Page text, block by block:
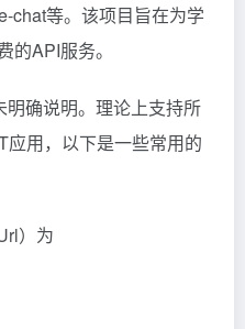
chat等。该项目旨在为学
的API服务。
确说明。理论上支持所
用，以下是一些常用的
）为